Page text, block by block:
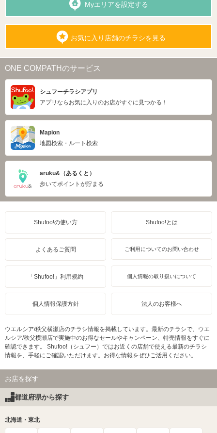
Myエリアを設定する
お気に入り店舗のチラシを見る
ONE COMPATHのサービス
シュフーチラシアプリ
アプリならお気に入りのお店がすぐに見つかる！
Mapion
地図検索・ルート検索
aruku&（あるくと）
歩いてポイントが貯まる
Shufoo!の使い方 Shufoo!とは
よくあるご質問 ご利用についてのお問い合わせ
「Shufoo!」利用規約 個人情報の取り扱いについて
個人情報保護方針 法人のお客様へ
ウエルシア/秩父横瀬店のチラシ情報を掲載しています。最新のチラシで、ウエ
ルシア/秩父横瀬店で実施中のお得なセールやキャンペーン、特売情報をすぐに
確認できます。 Shufoo!（シュフー）ではお近くの店舗で使える最新のチラシ
情報を、手軽にご確認いただけます。お得な情報をぜひご活用ください。
お店を探す
都道府県から探す
北海道・東北